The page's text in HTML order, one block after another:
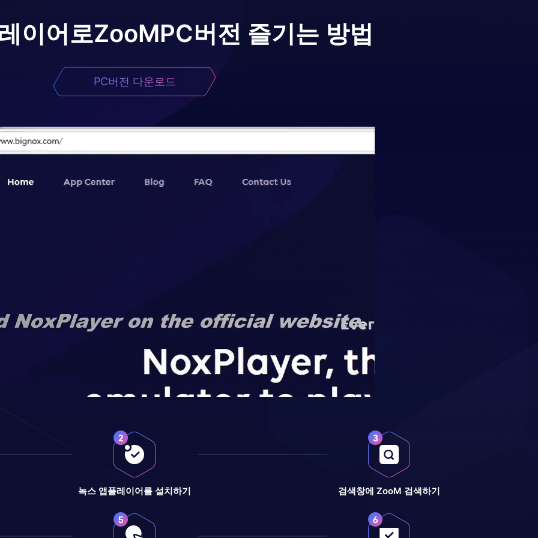
이어로ZooMPC버전 즐기는 방법
PC버전 다운로드
녹스 앱플레이어를 설치하기 검색창에 ZooM 검색하기